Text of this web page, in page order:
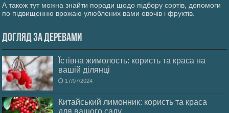
А також тут можна знайти поради щодо підбору сортів, допомоги
по підвищенню врожаю улюблених вами овочів і фруктів.
Догляд за деревами
Їстівна жимолость: користь та краса на
вашій ділянці
17/07/2024
Китайський лимонник: користь та краса
для вашого саду